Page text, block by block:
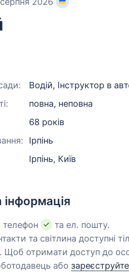
Водій, Інструктор в
повна, неповна
68 років
Ірпінь
Ірпінь, Київ
інформація
телефон
та ел. пошту.
та світлина доступні
Щоб отримати доступ до
або